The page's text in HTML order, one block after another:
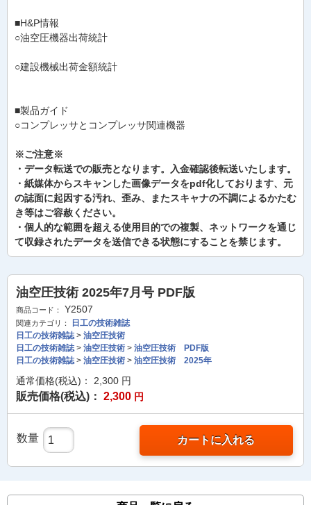
■H&P情報
○油空圧機器出荷統計
○建設機械出荷金額統計
■製品ガイド
○コンプレッサとコンプレッサ関連機器
※ご注意※
・データ転送での販売となります。入金確認後転送いたします。
・紙媒体からスキャンした画像データをpdf化しております、元
の誌面に起因する汚れ、歪み、またスキャナの不調によるかたむ
き等はご容赦ください。
・個人的な範囲を超える使用目的での複製、ネットワークを通じ
て収録されたデータを送信できる状態にすることを禁じます。
油空圧技術 2025年7月号 PDF版
商品コード： Y2507
関連カテゴリ：
日工の技術雑誌
日工の技術雑誌> 油空圧技術
日工の技術雑誌> 油空圧技術 > 油空圧技術 PDF版
日工の技術雑誌> 油空圧技術 > 油空圧技術 2025年
通常価格(税込)： 2,300 円
販売価格(税込)： 2,300 円
数量 カートに入れる